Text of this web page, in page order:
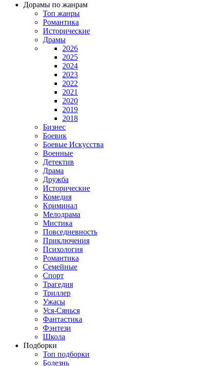
Дорамы по жанрам
Топ жанры
Романтика
Исторические
Драмы
2026
2025
2024
2023
2022
2021
2020
2019
2018
Бизнес
Боевик
Боевые Искусства
Военные
Детектив
Драма
Дружба
Исторические
Комедия
Криминал
Мелодрама
Мистика
Повседневность
Приключения
Психология
Романтика
Семейные
Спорт
Трагедия
Триллер
Ужасы
Уся-Сянься
Фантастика
Фэнтези
Школа
Подборки
Топ подборки
Болезнь